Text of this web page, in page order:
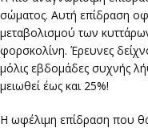
σώματος. Αυτή επίδραση
μεταβολισμού των
φορσκολίνη. Έρευνες
μόλις εβδομάδες συχνής
μειωθεί έως και 25%!
Η ωφέλιμη επίδραση που